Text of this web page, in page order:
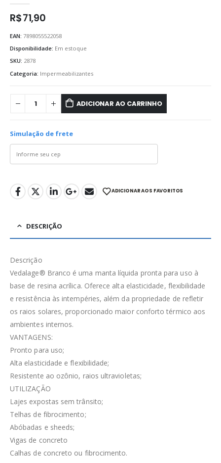
R$71,90
EAN: 7898055522058
Disponibilidade: Em estoque
SKU: 2878
Categoria: Impermeabilizantes
ADICIONAR AO CARRINHO
Simulação de frete
ADICIONAR AOS FAVORITOS
DESCRIÇÃO
Descrição
Vedalage® Branco é uma manta líquida pronta para uso à
base de resina acrílica. Oferece alta elasticidade, flexibilidade
e resistência às intempéries, além da propriedade de refletir
os raios solares, proporcionado maior conforto térmico aos
ambientes internos.
VANTAGENS:
Pronto para uso;
Alta elasticidade e flexibilidade;
Resistente ao ozônio, raios ultravioletas;
UTILIZAÇÃO
Lajes expostas sem trânsito;
Telhas de fibrocimento;
Abóbadas e sheeds;
Vigas de concreto
Calhas de concreto ou fibrocimento.